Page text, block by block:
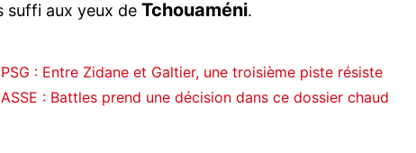
suffi aux yeux de Tchouaméni.
: Entre Zidane et Galtier, une troisième piste résiste
: Battles prend une décision dans ce dossier chaud